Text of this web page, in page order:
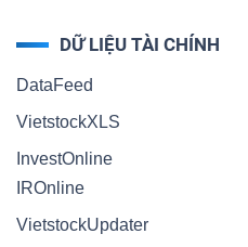
DỮ LIỆU TÀI CHÍNH
DataFeed
VietstockXLS
InvestOnline
IROnline
VietstockUpdater